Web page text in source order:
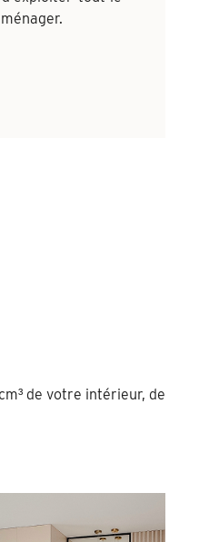
de votre intérieur, de